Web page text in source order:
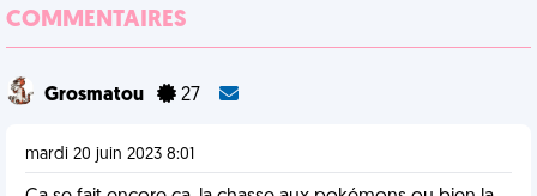
COMMENTAIRES
Grosmatou 27
mardi 20 juin 2023 8:01